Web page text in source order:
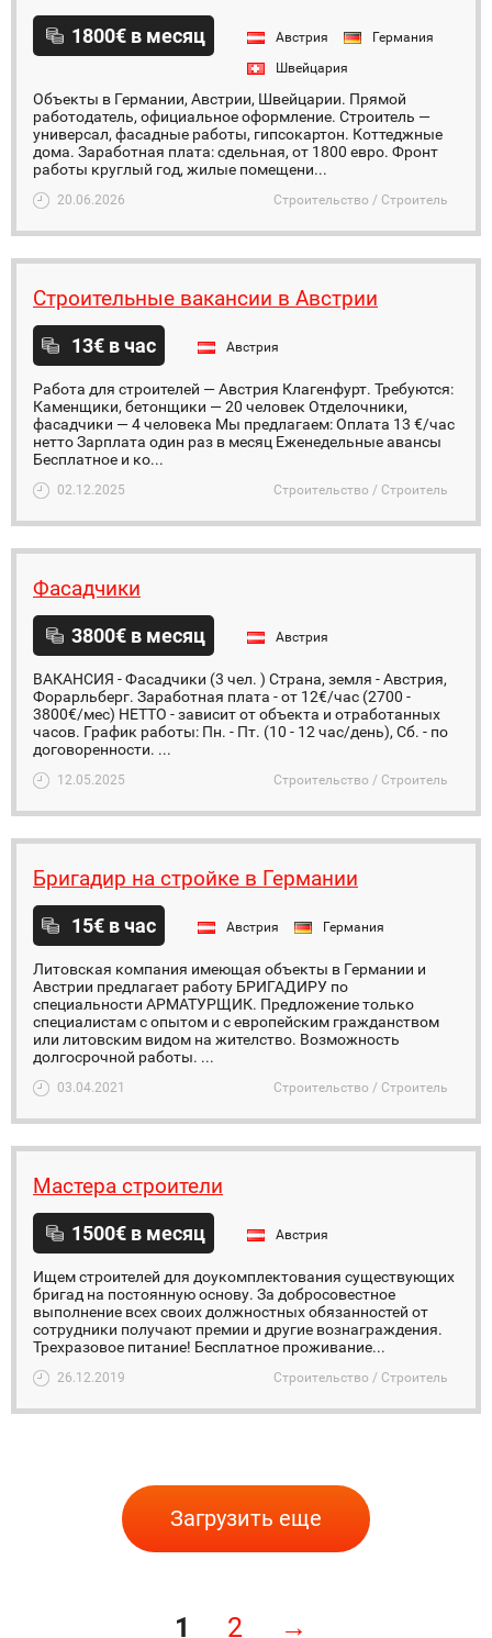
1800€ в месяц Австрия
Германия
Швейцария
Объекты в Германии, Австрии, Швейцарии. Прямой
работодатель, официальное оформление. Строитель —
универсал, фасадные работы, гипсокартон. Коттеджные
дома. Заработная плата: сдельная, от 1800 евро. Фронт
работы круглый год, жилые помещени...
20.06.2026 Строительство / Строитель
Строительные вакансии в Австрии
13€ в час Австрия
Работа для строителей — Австрия Клагенфурт. Требуются:
Каменщики, бетонщики — 20 человек Отделочники,
фасадчики — 4 человека Мы предлагаем: Оплата 13 €/час
нетто Зарплата один раз в месяц Еженедельные авансы
Бесплатное и ко...
02.12.2025 Строительство / Строитель
Фасадчики
3800€ в месяц Австрия
ВАКАНСИЯ - Фасадчики (3 чел. ) Страна, земля - Австрия,
Форарльберг. Заработная плата - от 12€/час (2700 -
3800€/мес) НЕТТО - зависит от объекта и отработанных
часов. График работы: Пн. - Пт. (10 - 12 час/день), Сб. - по
договоренности. ...
12.05.2025 Строительство / Строитель
Бригадир на стройке в Германии
15€ в час Австрия Германия
Литовская компания имеющая объекты в Германии и
Австрии предлагает работу БРИГАДИРУ по
специальности АРМАТУРЩИК. Предложение только
специалистам с опытом и с европейским гражданством
или литовским видом на жителство. Возможность
долгосрочной работы. ...
03.04.2021 Строительство / Строитель
Мастера строители
1500€ в месяц Австрия
Ищем строителей для доукомплектования существующих
бригад на постоянную основу. За добросовестное
выполнение всех своих должностных обязанностей от
сотрудники получают премии и другие вознаграждения.
Трехразовое питание! Бесплатное проживание...
26.12.2019 Строительство / Строитель
Загрузить еще
1 2 →